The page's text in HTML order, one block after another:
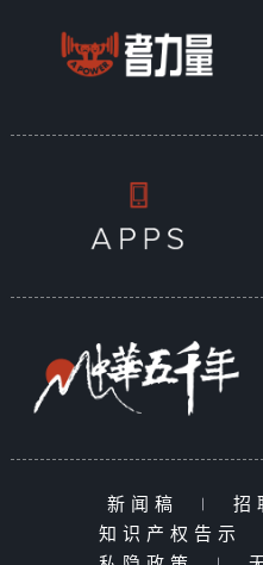
新闻稿 | 招
知识产权告示